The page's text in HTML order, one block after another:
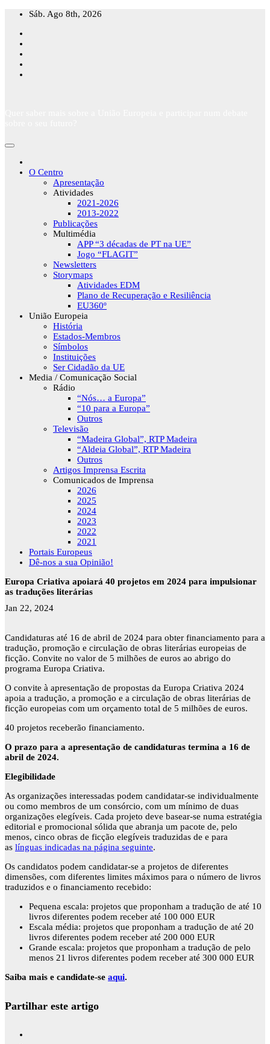
Skip
content
Sáb. Ago 8th, 2026
O Centro
Apresentação
Atividades
2021-2026
2013-2022
Publicações
Multimédia
APP “3 décadas de PT na UE”
Jogo “FLAGIT”
Newsletters
Storymaps
Atividades EDM
Plano de Recuperação e Resiliência
EU360º
União Europeia
História
Estados-Membros
Símbolos
Instituições
Ser Cidadão da UE
Media / Comunicação Social
Rádio
“Nós… a Europa”
“10 para a Europa”
Outros
Televisão
“Madeira Global”, RTP Madeira
“Aldeia Global”, RTP Madeira
Outros
Artigos Imprensa Escrita
Comunicados de Imprensa
2026
2025
2024
2023
2022
2021
Portais Europeus
Dê-nos a sua Opinião!
Europa Criativa apoiará 40 projetos em 2024 para impulsionar
as traduções literárias
Jan 22, 2024
Candidaturas até 16 de abril de 2024 para obter financiamento para a
tradução, promoção e circulação de obras literárias europeias de
ficção. Convite no valor de 5 milhões de euros ao abrigo do
programa Europa Criativa.
O convite à apresentação de propostas da Europa Criativa 2024
apoia a tradução, a promoção e a circulação de obras literárias de
ficção europeias com um orçamento total de 5 milhões de euros.
40 projetos receberão financiamento.
O prazo para a apresentação de candidaturas termina a 16 de
abril de 2024.
Elegibilidade
As organizações interessadas podem candidatar-se individualmente
ou como membros de um consórcio, com um mínimo de duas
organizações elegíveis. Cada projeto deve basear-se numa estratégia
editorial e promocional sólida que abranja um pacote de, pelo
menos, cinco obras de ficção elegíveis traduzidas de e para
as línguas indicadas na página seguinte.
Os candidatos podem candidatar-se a projetos de diferentes
dimensões, com diferentes limites máximos para o número de livros
traduzidos e o financiamento recebido:
Pequena escala: projetos que proponham a tradução de até 10
livros diferentes podem receber até 100 000 EUR
Escala média: projetos que proponham a tradução de até 20
livros diferentes podem receber até 200 000 EUR
Grande escala: projetos que proponham a tradução de pelo
menos 21 livros diferentes podem receber até 300 000 EUR
Saiba mais e candidate-se aqui.
Partilhar este artigo